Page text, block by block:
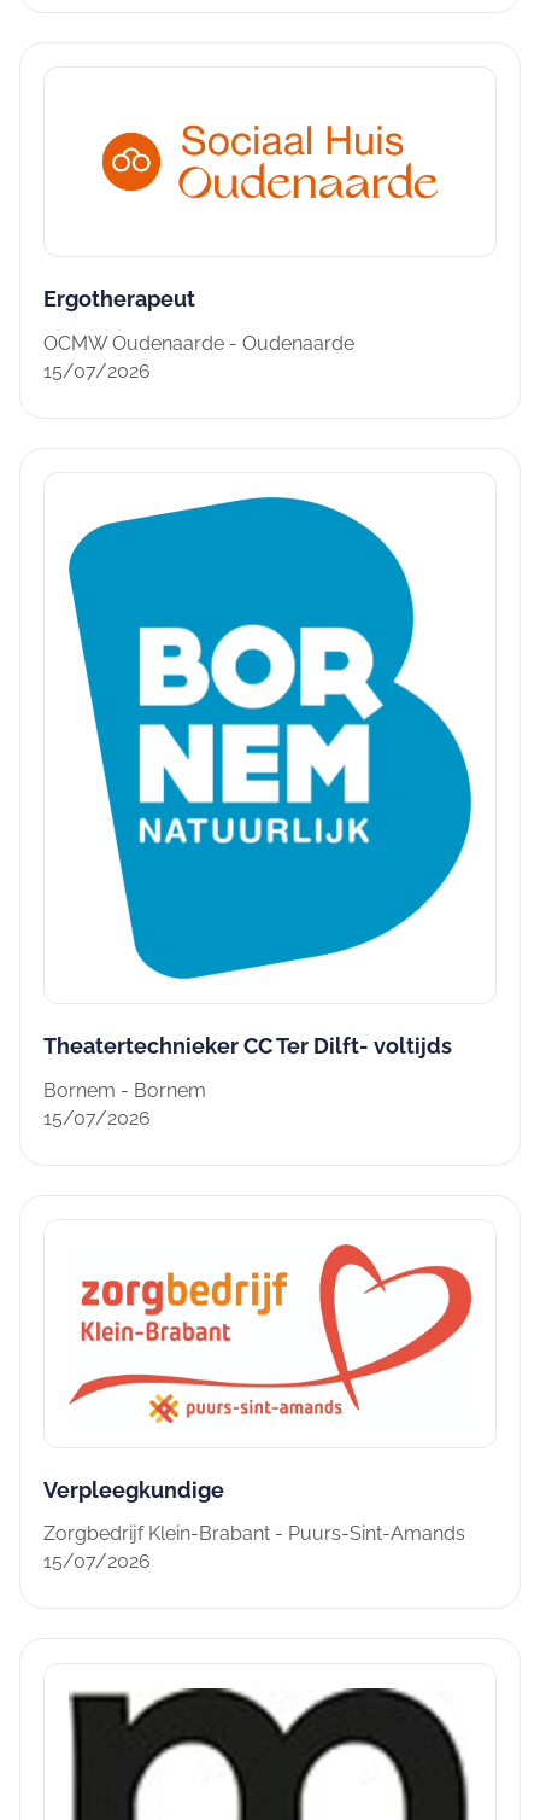
Ergotherapeut
OCMW Oudenaarde - Oudenaarde
15/07/2026
Theatertechnieker CC Ter Dilft- voltijds
Bornem - Bornem
15/07/2026
Verpleegkundige
Zorgbedrijf Klein-Brabant - Puurs-Sint-Amands
15/07/2026